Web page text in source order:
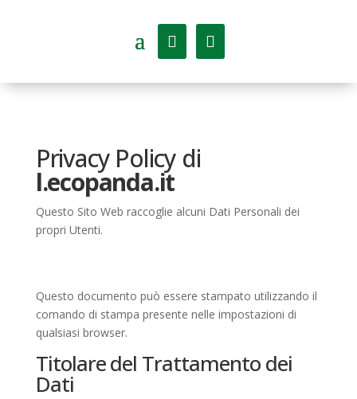
Privacy Policy di
l.ecopanda.it
Questo Sito Web raccoglie alcuni Dati Personali dei
propri Utenti.
Questo documento può essere stampato utilizzando il
comando di stampa presente nelle impostazioni di
qualsiasi browser.
Titolare del Trattamento dei
Dati